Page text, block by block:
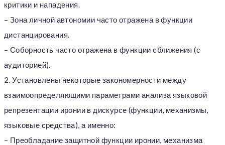
критики и нападения.
– Зона личной автономии часто отражена в функции
дистанцирования.
– Соборность часто отражена в функции сближения (с
аудиторией).
2. Установлены некоторые закономерности между
взаимоопределяющими параметрами анализа языковой
репрезентации иронии в дискурсе (функции, механизмы,
языковые средства), а именно:
– Преобладание защитной функции иронии, механизма